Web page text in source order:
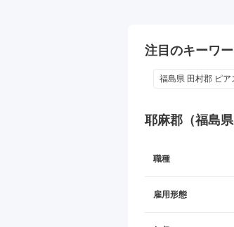
注目のキーワ
福島県 田村郡 ピア
耶麻郡（福島
職種
雇用形態